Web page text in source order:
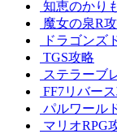
知恵のかり
魔女の泉R
ドラゴンズ
TGS攻略
ステラーブ
FF7リバー
パルワール
マリオRPG